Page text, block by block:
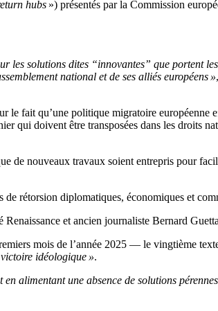
hubs ») présentés par la Commission
solutions dites “innovantes” que portent
national et de ses alliés européens »
le fait qu’une politique migratoire
doivent être transposées dans les droits
de nouveaux travaux soient entrepris pour
de rétorsion diplomatiques, économiques et
Renaissance et ancien journaliste Bernard
mois de l’année 2025 — le vingtième
victoire idéologique ».
alimentant une absence de solutions